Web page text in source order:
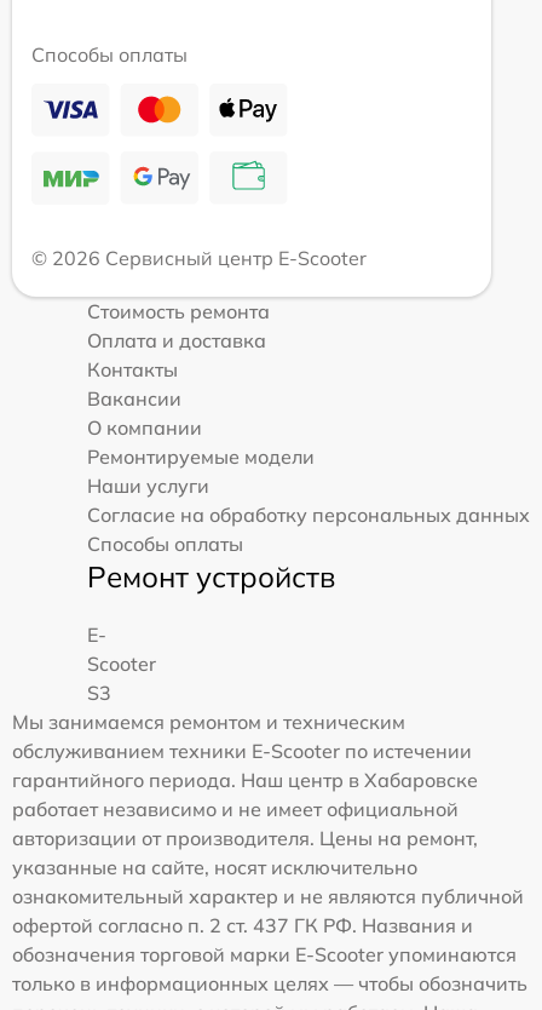
Способы оплаты
© 2026 Сервисный центр E-Scooter
Стоимость ремонта
Оплата и доставка
Контакты
Вакансии
О компании
Ремонтируемые модели
Наши услуги
Согласие на обработку персональных данных
Способы оплаты
Ремонт устройств
E-
Scooter
S3
Мы занимаемся ремонтом и техническим
обслуживанием техники E-Scooter по истечении
гарантийного периода. Наш центр в Хабаровске
работает независимо и не имеет официальной
авторизации от производителя. Цены на ремонт,
указанные на сайте, носят исключительно
ознакомительный характер и не являются публичной
офертой согласно п. 2 ст. 437 ГК РФ. Названия и
обозначения торговой марки E-Scooter упоминаются
только в информационных целях — чтобы обозначить